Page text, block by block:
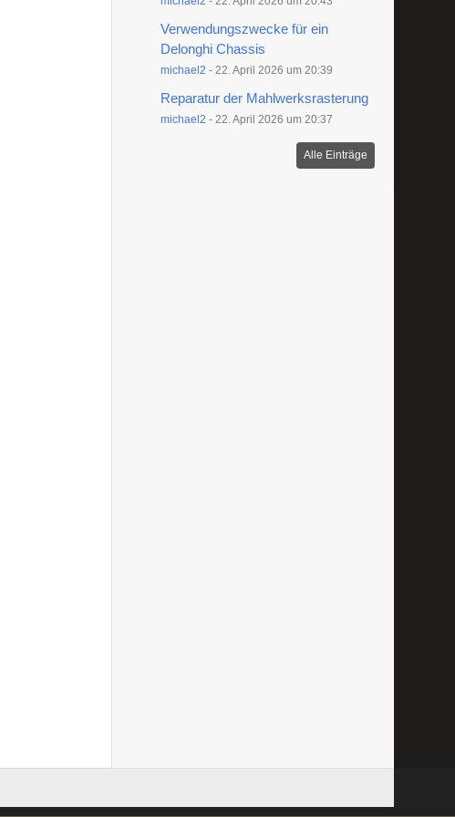
Verwendungszwecke für ein
Delonghi Chassis
michael2 - 22. April 2026 um 20:39
Reparatur der Mahlwerksrasterung
michael2 - 22. April 2026 um 20:37
Alle Einträge